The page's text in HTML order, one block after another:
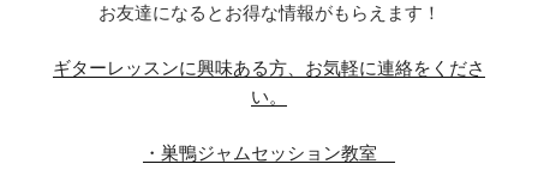
お友達になるとお得な情報がもらえます！
ギターレッスンに興味ある方、お気軽に連絡をくださ
い。
・巣鴨ジャムセッション教室